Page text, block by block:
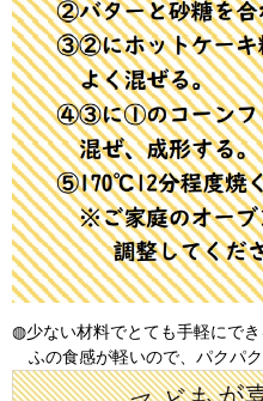
◍少ない材料でとても手軽にでき
ふの食感が軽いので、パクパ